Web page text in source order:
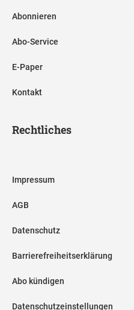
Abonnieren
Abo-Service
E-Paper
Kontakt
Rechtliches
Impressum
AGB
Datenschutz
Barrierefreiheitserklärung
Abo kündigen
Datenschutzeinstellungen